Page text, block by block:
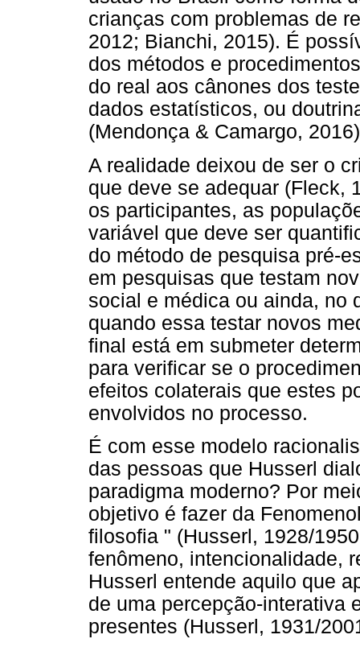
crianças com problemas de
2012; Bianchi, 2015). É
dos métodos e
do real aos cânones dos
dados estatísticos, ou
(Mendonça & Camargo,
A realidade deixou de ser o
que deve se adequar (Fleck,
os participantes, as
variável que deve ser
do método de pesquisa pré-
em pesquisas que testam
social e médica ou ainda, no
quando essa testar novos
final está em submeter
para verificar se o
efeitos colaterais que estes
envolvidos no processo.
É com esse modelo
das pessoas que Husserl
paradigma moderno? Por
objetivo é fazer da
filosofia " (Husserl, 1928/
fenômeno, intencionalidade,
Husserl entende aquilo que
de uma percepção-interativa
presentes (Husserl, 1931/